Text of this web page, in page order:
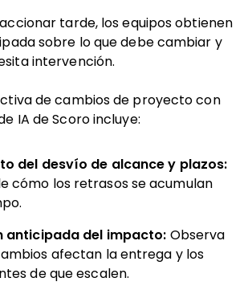
tarde, los equipos obtienen
sobre lo que debe cambiar y
intervención.
de cambios de proyecto con
IA de Scoro incluye:
del desvío de alcance y plazos:
cómo los retrasos se acumulan
anticipada del impacto: Observa
afectan la entrega y los
de que escalen.